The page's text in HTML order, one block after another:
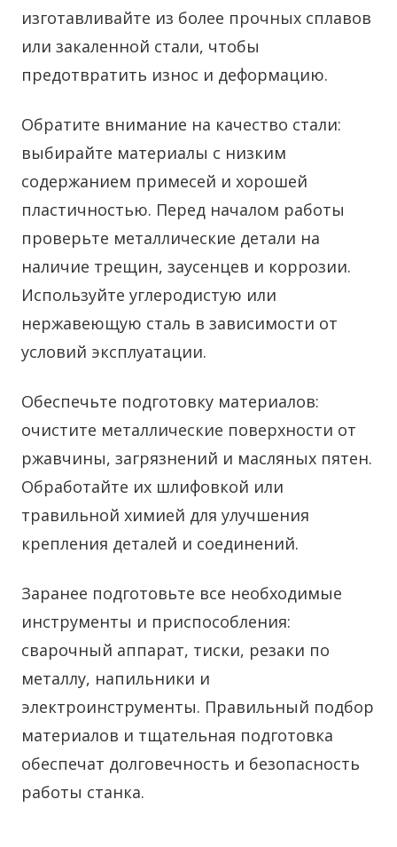
изготавливайте из более прочных сплавов
или закаленной стали, чтобы
предотвратить износ и деформацию.
Обратите внимание на качество стали:
выбирайте материалы с низким
содержанием примесей и хорошей
пластичностью. Перед началом работы
проверьте металлические детали на
наличие трещин, заусенцев и коррозии.
Используйте углеродистую или
нержавеющую сталь в зависимости от
условий эксплуатации.
Обеспечьте подготовку материалов:
очистите металлические поверхности от
ржавчины, загрязнений и масляных пятен.
Обработайте их шлифовкой или
травильной химией для улучшения
крепления деталей и соединений.
Заранее подготовьте все необходимые
инструменты и приспособления:
сварочный аппарат, тиски, резаки по
металлу, напильники и
электроинструменты. Правильный подбор
материалов и тщательная подготовка
обеспечат долговечность и безопасность
работы станка.